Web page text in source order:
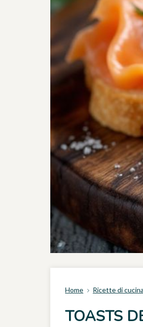
Home Ricette di cucina
TOASTS